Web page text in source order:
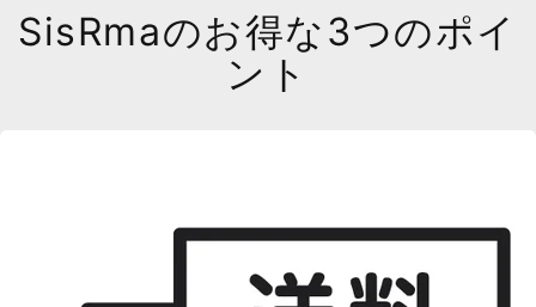
SisRmaのお得な3つのポイ
ント